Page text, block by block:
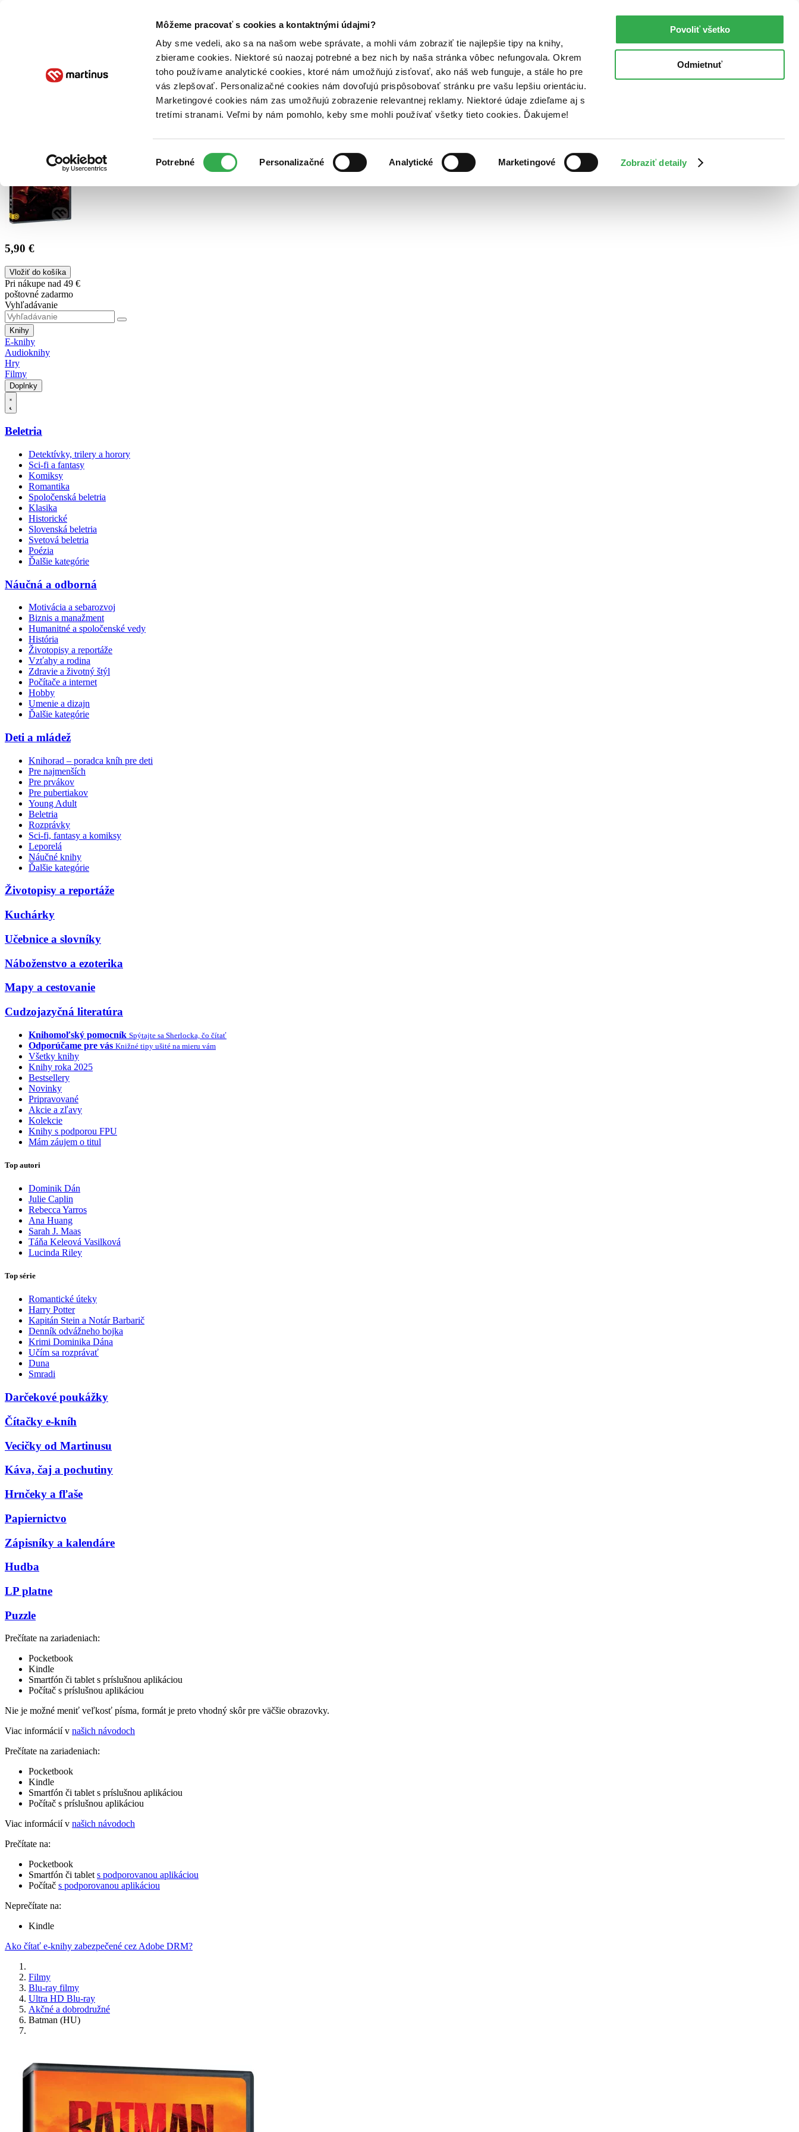
Môžeme pracovať s cookies a kontaktnými údajmi?
Aby sme vedeli, ako sa na našom webe správate, a mohli vám zobraziť tie najlepšie tipy na knihy,
zbierame cookies. Niektoré sú naozaj potrebné a bez nich by naša stránka vôbec nefungovala. Okrem
toho používame analytické cookies, ktoré nám umožňujú zisťovať, ako náš web funguje, a stále ho pre
vás zlepšovať. Personalizačné cookies nám dovoľujú prispôsobovať stránku pre vašu lepšiu orientáciu.
Marketingové cookies nám zas umožňujú zobrazenie relevantnej reklamy. Niektoré údaje zdieľame aj s
tretími stranami. Veľmi by nám pomohlo, keby sme mohli používať všetky tieto cookies. Ďakujeme!
súhlasu
Potrebné Personalizačné Analytické Marketingové Zobraziť detaily
Povoliť všetko
Odmietnuť
Poukážky Kontakt
5,90 €
Vložiť do košíka
Pri nákupe nad 49 €
poštovné zadarmo
Vyhľadávanie
Knihy
E-knihy
Audioknihy
Hry
Filmy
Doplnky
Beletria
Detektívky, trilery a horory
Sci-fi a fantasy
Komiksy
Romantika
Spoločenská beletria
Klasika
Historické
Slovenská beletria
Svetová beletria
Poézia
Ďalšie kategórie
Náučná a odborná
Motivácia a sebarozvoj
Biznis a manažment
Humanitné a spoločenské vedy
História
Životopisy a reportáže
Vzťahy a rodina
Zdravie a životný štýl
Počítače a internet
Hobby
Umenie a dizajn
Ďalšie kategórie
Deti a mládež
Knihorad – poradca kníh pre deti
Pre najmenších
Pre prvákov
Pre pubertiakov
Young Adult
Beletria
Rozprávky
Sci-fi, fantasy a komiksy
Leporelá
Náučné knihy
Ďalšie kategórie
Životopisy a reportáže
Kuchárky
Učebnice a slovníky
Náboženstvo a ezoterika
Mapy a cestovanie
Cudzojazyčná literatúra
Knihomoľský pomocník Spýtajte sa Sherlocka, čo čítať
Odporúčame pre vás Knižné tipy ušité na mieru vám
Všetky knihy
Knihy roka 2025
Bestsellery
Novinky
Pripravované
Akcie a zľavy
Kolekcie
Knihy s podporou FPU
Mám záujem o titul
Top autori
Dominik Dán
Julie Caplin
Rebecca Yarros
Ana Huang
Sarah J. Maas
Táňa Keleová Vasilková
Lucinda Riley
Top série
Romantické úteky
Harry Potter
Kapitán Stein a Notár Barbarič
Denník odvážneho bojka
Krimi Dominika Dána
Učím sa rozprávať
Duna
Smradi
Darčekové poukážky
Čítačky e-kníh
Vecičky od Martinusu
Káva, čaj a pochutiny
Hrnčeky a fľaše
Papiernictvo
Zápisníky a kalendáre
Hudba
LP platne
Puzzle
Prečítate na zariadeniach:
Pocketbook
Kindle
Smartfón či tablet s príslušnou aplikáciou
Počítač s príslušnou aplikáciou
Nie je možné meniť veľkosť písma, formát je preto vhodný skôr pre väčšie obrazovky.
Viac informácií v našich návodoch
Prečítate na zariadeniach:
Pocketbook
Kindle
Smartfón či tablet s príslušnou aplikáciou
Počítač s príslušnou aplikáciou
Viac informácií v našich návodoch
Prečítate na:
Pocketbook
Smartfón či tablet s podporovanou aplikáciou
Počítač s podporovanou aplikáciou
Neprečítate na:
Kindle
Ako čítať e-knihy zabezpečené cez Adobe DRM?
Filmy
Blu-ray filmy
Ultra HD Blu-ray
Akčné a dobrodružné
Batman (HU)